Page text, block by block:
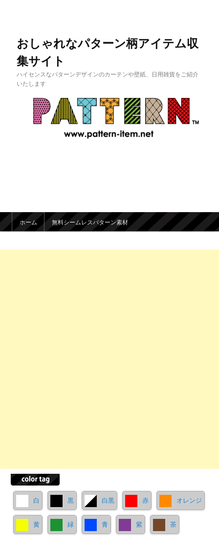
おしゃれなパターン柄アイテム収
集サイト
ハイセンスなパターンデザインのカーテンや壁紙、日用雑貨をご紹介
いたします
メインメニュー
メインコンテンツへ移動
サブコンテンツへ移動
ホーム 無料シームレスパターン素材
白 黒 白黒 赤 オレンジ
黄 緑 青 紫 茶